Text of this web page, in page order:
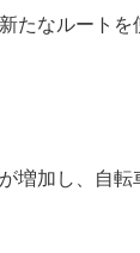
たなルートを
増加し、自